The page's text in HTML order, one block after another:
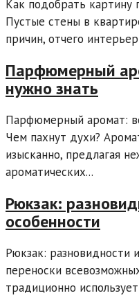
Как подобрать
Пустые стены в
причин, отчего
Парфюмерный
нужно знать
Парфюмерный аромат:
Чем пахнут духи?
изысканно, предлагая
ароматических...
Рюкзак:
особенности
Рюкзак: разновидности
переноски
традиционно